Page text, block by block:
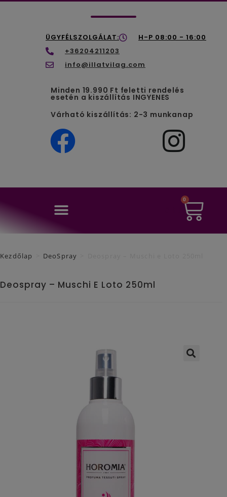
ÜGYFÉLSZOLGÁLAT:
H-P 08:00 - 16:00
+36204211203
info@illatvilag.com
Minden 19.990 Ft feletti rendelés
esetén a kiszállítás INGYENES
Várható kiszállítás: 2-3 munkanap
0
Kezdőlap DeoSpray
Deospray – Muschi E Loto 250ml